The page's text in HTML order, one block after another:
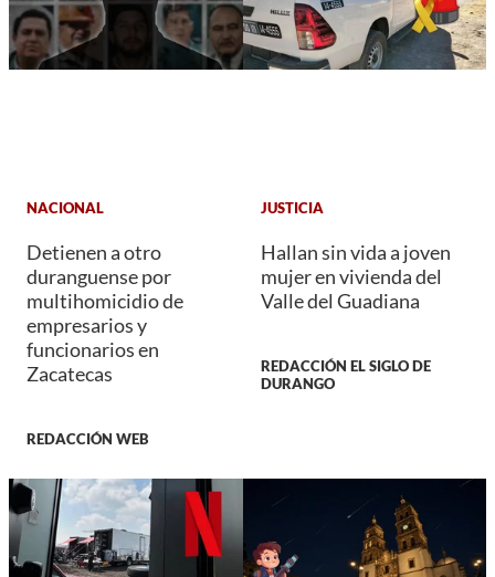
NACIONAL
Detienen a otro
duranguense por
multihomicidio de
empresarios y
funcionarios en
Zacatecas
REDACCIÓN WEB
JUSTICIA
Hallan sin vida a joven
mujer en vivienda del
Valle del Guadiana
REDACCIÓN EL SIGLO DE
DURANGO